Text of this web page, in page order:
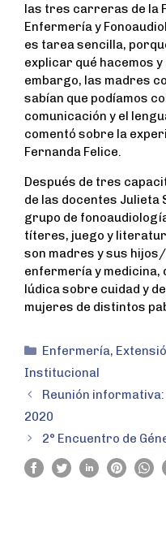
las tres carreras de la
Enfermería y
es tarea sencilla,
explicar qué hacemos y
embargo, las madres
sabían que podíamos
comunicación y el
comentó sobre la
Fernanda Felice.
Después de tres
de las docentes Julieta
grupo de
títeres, juego y
son madres y sus
enfermería y
lúdica sobre cuidad y
mujeres de distintos
Enfermería,
Institucional
Reunión
2020
2° Encuentro de